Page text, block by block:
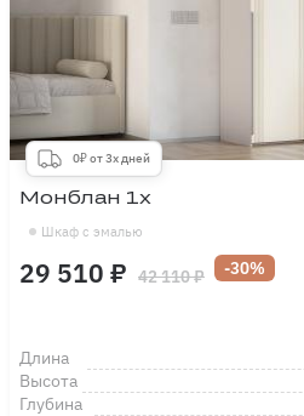
0₽ от 3х дней
Шкаф с эмалью
Монблан 1х
29 510 ₽ 42 110 ₽ -30%
Длина
Высота
Глубина